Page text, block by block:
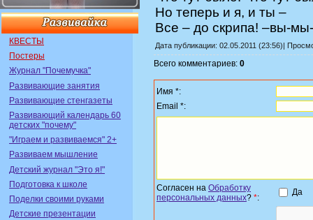
КВЕСТЫ
Постеры
Журнал "Почемучка"
Развивающие занятия
Развивающие стенгазеты
Развивающий календарь 60
детских "почему"
"Играем и развиваемся" 2+
Развиваем мышление
Детский журнал "Это я!"
Подготовка к школе
Поделки своими руками
Детские презентации
Но теперь и я, и ты –
Все – до скрипа! –вы-
Дата публикации: 02.05.2011 (23:56)|
Всего комментариев: 0
Имя *:
Email *:
Согласен на Обработку
персональных данных? *:
Да